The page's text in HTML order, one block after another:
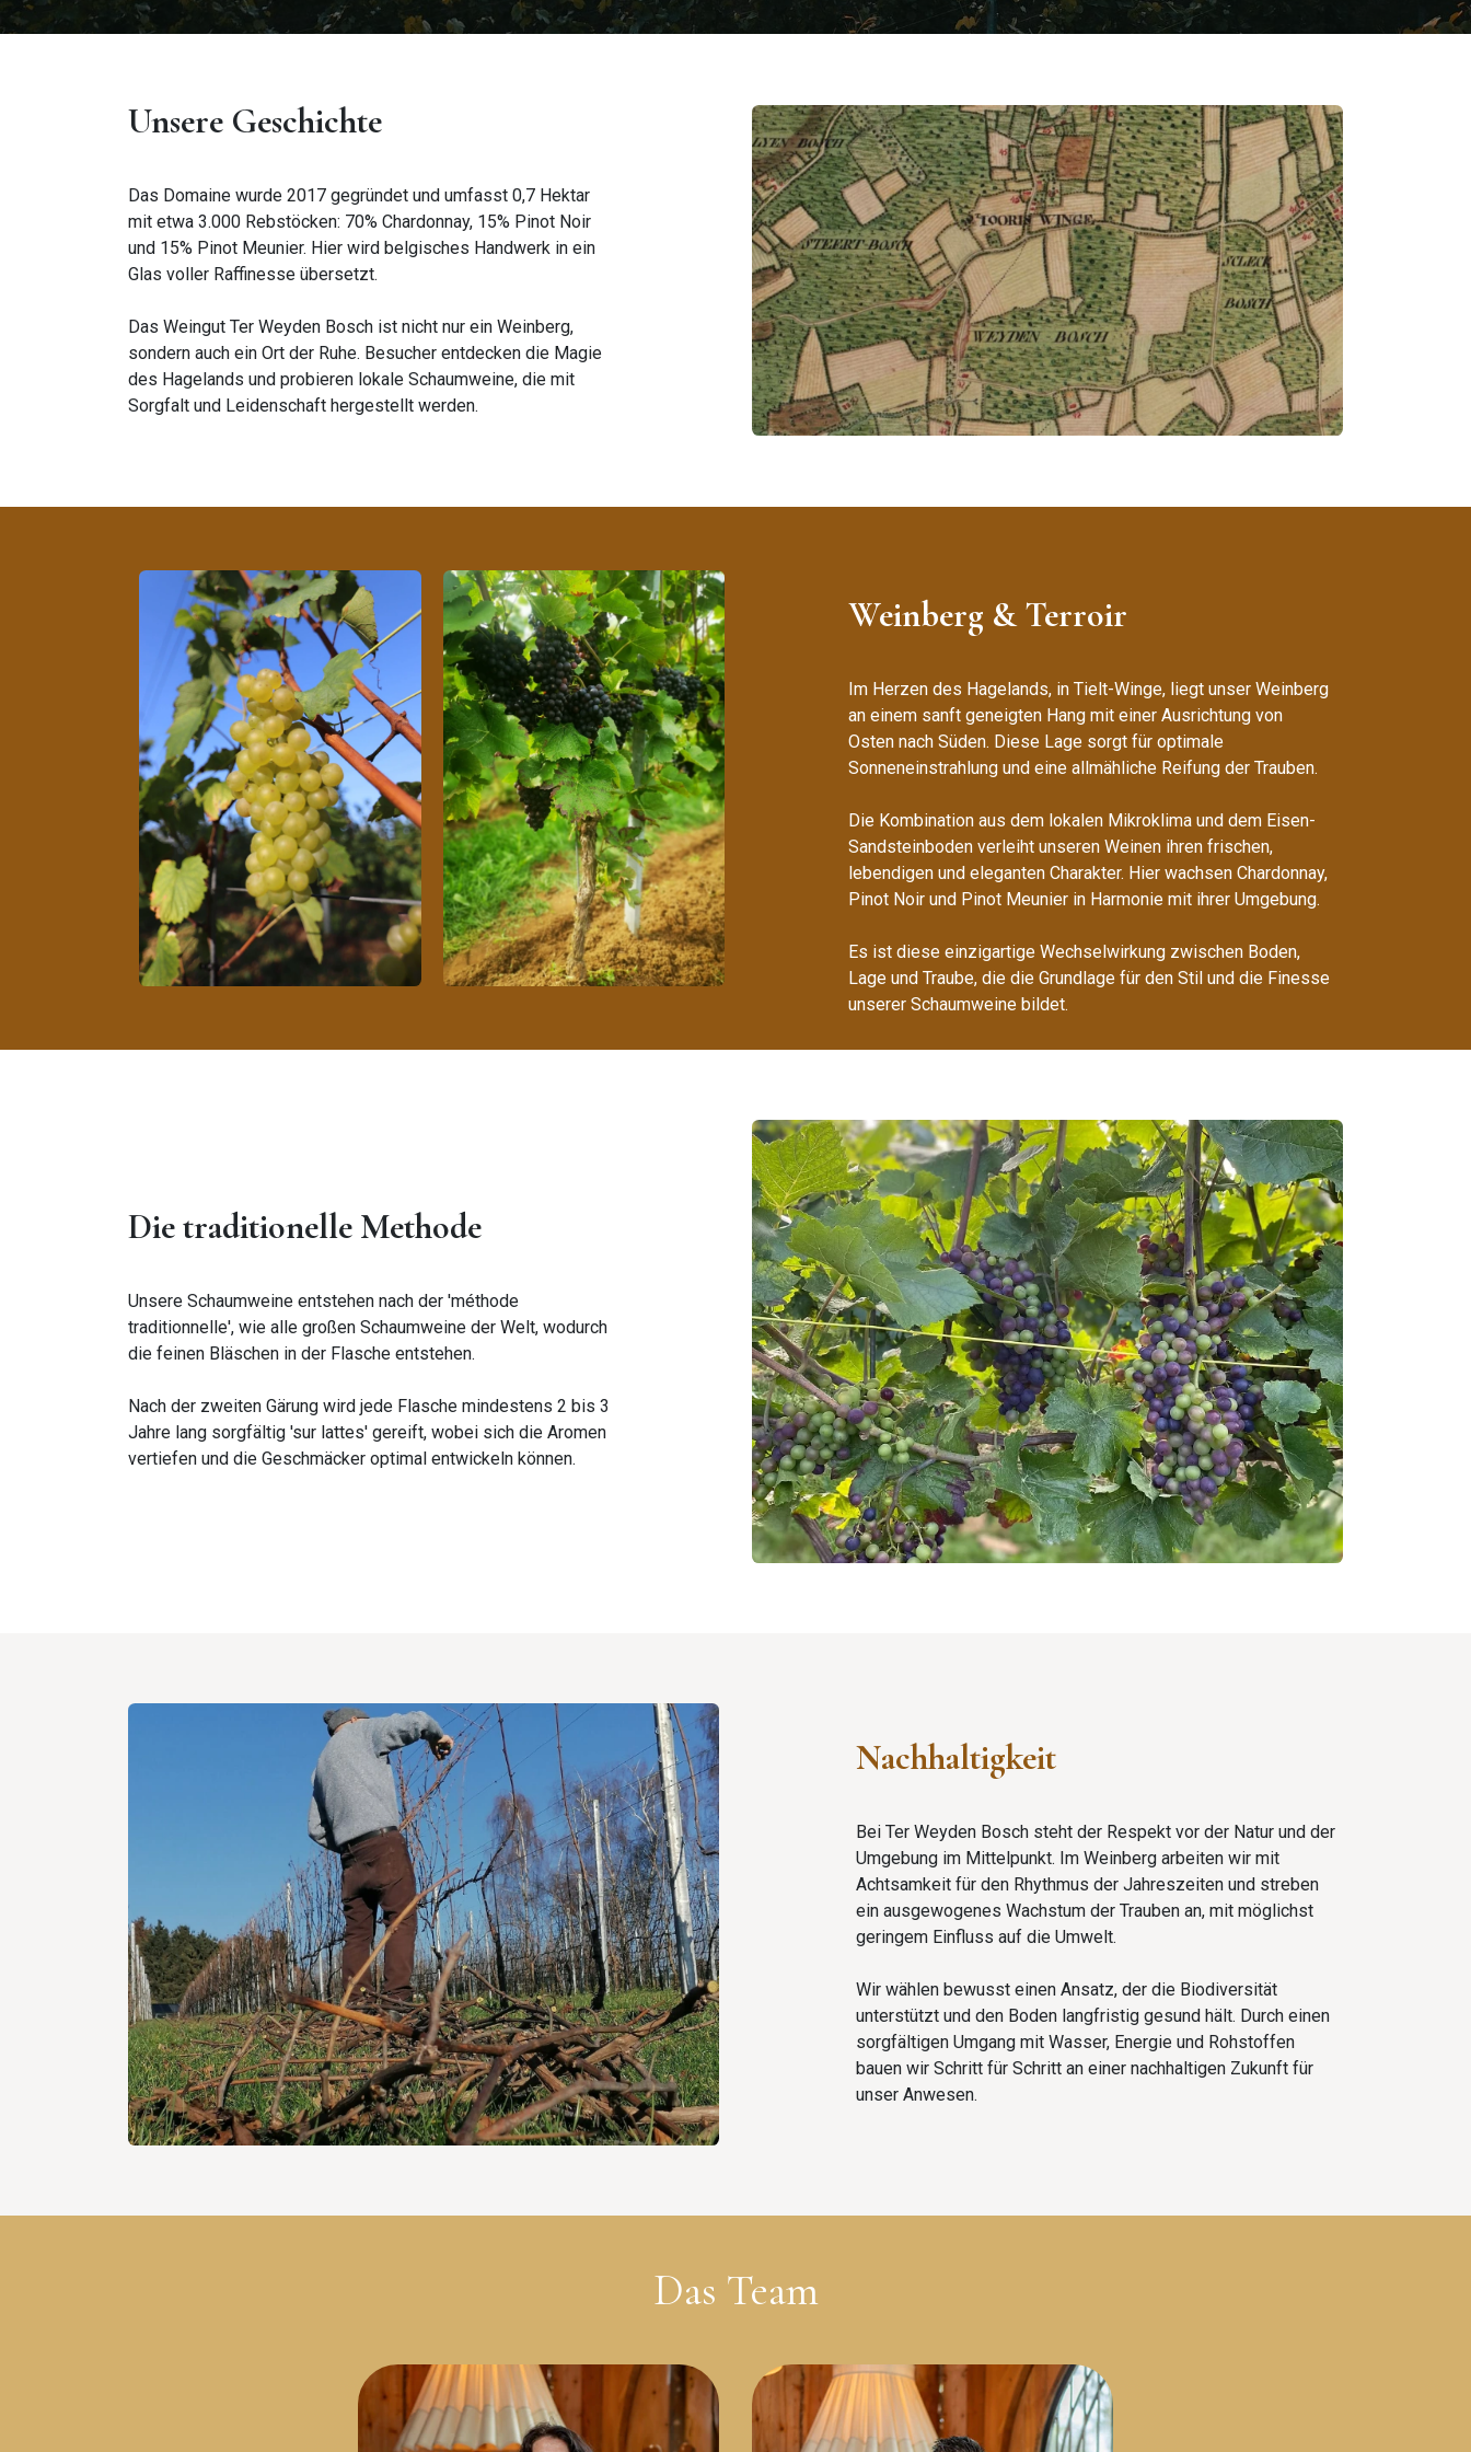
Unsere Geschichte
Das Domaine wurde 2017 gegründet und umfasst 0,7 Hektar
mit etwa 3.000 Rebstöcken: 70% Chardonnay, 15% Pinot Noir
und 15% Pinot Meunier. Hier wird belgisches Handwerk in ein
Glas voller Raffinesse übersetzt.
Das Weingut Ter Weyden Bosch ist nicht nur ein Weinberg,
sondern auch ein Ort der Ruhe. Besucher entdecken die Magie
des Hagelands und probieren lokale Schaumweine, die mit
Sorgfalt und Leidenschaft hergestellt werden.
Weinberg & Terroir
Im Herzen des Hagelands, in Tielt-Winge, liegt unser Weinberg
an einem sanft geneigten Hang mit einer Ausrichtung von
Osten nach Süden. Diese Lage sorgt für optimale
Sonneneinstrahlung und eine allmähliche Reifung der Trauben.
Die Kombination aus dem lokalen Mikroklima und dem Eisen-
Sandsteinboden verleiht unseren Weinen ihren frischen,
lebendigen und eleganten Charakter. Hier wachsen Chardonnay,
Pinot Noir und Pinot Meunier in Harmonie mit ihrer Umgebung.
Es ist diese einzigartige Wechselwirkung zwischen Boden,
Lage und Traube, die die Grundlage für den Stil und die Finesse
unserer Schaumweine bildet.
Die traditionelle Methode
Unsere Schaumweine entstehen nach der 'méthode
traditionnelle', wie alle großen Schaumweine der Welt, wodurch
die feinen Bläschen in der Flasche entstehen.
Nach der zweiten Gärung wird jede Flasche mindestens 2 bis 3
Jahre lang sorgfältig 'sur lattes' gereift, wobei sich die Aromen
vertiefen und die Geschmäcker optimal entwickeln können.
Nachhaltigkeit
Bei Ter Weyden Bosch steht der Respekt vor der Natur und der
Umgebung im Mittelpunkt. Im Weinberg arbeiten wir mit
Achtsamkeit für den Rhythmus der Jahreszeiten und streben
ein ausgewogenes Wachstum der Trauben an, mit möglichst
geringem Einfluss auf die Umwelt.
Wir wählen bewusst einen Ansatz, der die Biodiversität
unterstützt und den Boden langfristig gesund hält. Durch einen
sorgfältigen Umgang mit Wasser, Energie und Rohstoffen
bauen wir Schritt für Schritt an einer nachhaltigen Zukunft für
unser Anwesen.
Das Team